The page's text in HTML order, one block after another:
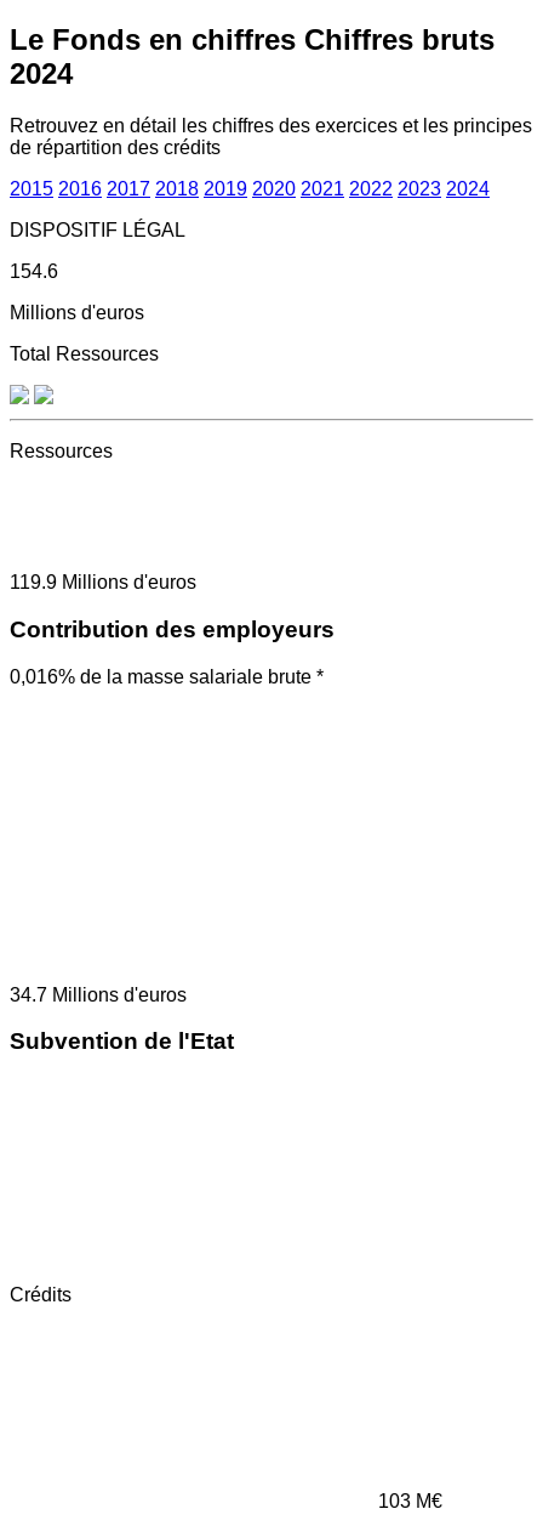
Le Fonds en chiffres Chiffres bruts
2024
Retrouvez en détail les chiffres des exercices et les principes
de répartition des crédits
2015 2016 2017 2018 2019 2020 2021 2022 2023 2024
DISPOSITIF LÉGAL
154.6
Millions d'euros
Total Ressources
Ressources
119.9 Millions d'euros
Contribution des employeurs
0,016% de la masse salariale brute *
34.7 Millions d'euros
Subvention de l'Etat
Crédits
103 M€